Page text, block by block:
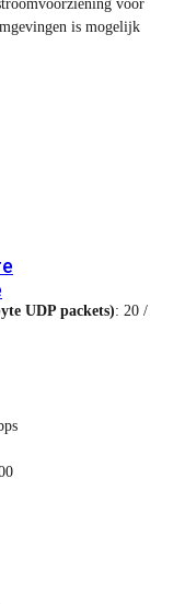
voor
is mogelijk
UDP packets): 20 /